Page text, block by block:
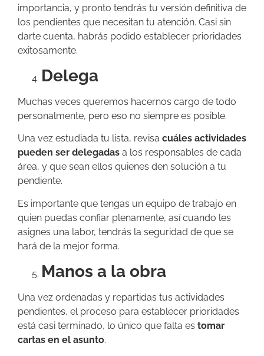
importancia, y pronto tendrás tu versión definitiva de
los pendientes que necesitan tu atención. Casi sin
darte cuenta, habrás podido establecer prioridades
exitosamente.
Delega
Muchas veces queremos hacernos cargo de todo
personalmente, pero eso no siempre es posible.
Una vez estudiada tu lista, revisa cuáles actividades
pueden ser delegadas a los responsables de cada
área, y que sean ellos quienes den solución a tu
pendiente.
Es importante que tengas un equipo de trabajo en
quien puedas confiar plenamente, así cuando les
asignes una labor, tendrás la seguridad de que se
hará de la mejor forma.
Manos a la obra
Una vez ordenadas y repartidas tus actividades
pendientes, el proceso para establecer prioridades
está casi terminado, lo único que falta es tomar
cartas en el asunto.